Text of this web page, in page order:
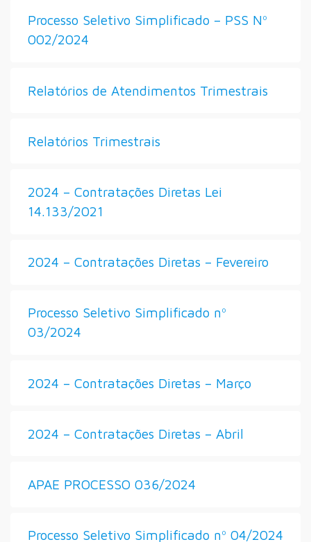
Processo Seletivo Simplificado – PSS Nº
002/2024
Relatórios de Atendimentos Trimestrais
Relatórios Trimestrais
2024 – Contratações Diretas Lei
14.133/2021
2024 – Contratações Diretas – Fevereiro
Processo Seletivo Simplificado nº
03/2024
2024 – Contratações Diretas – Março
2024 – Contratações Diretas – Abril
APAE PROCESSO 036/2024
Processo Seletivo Simplificado nº 04/2024